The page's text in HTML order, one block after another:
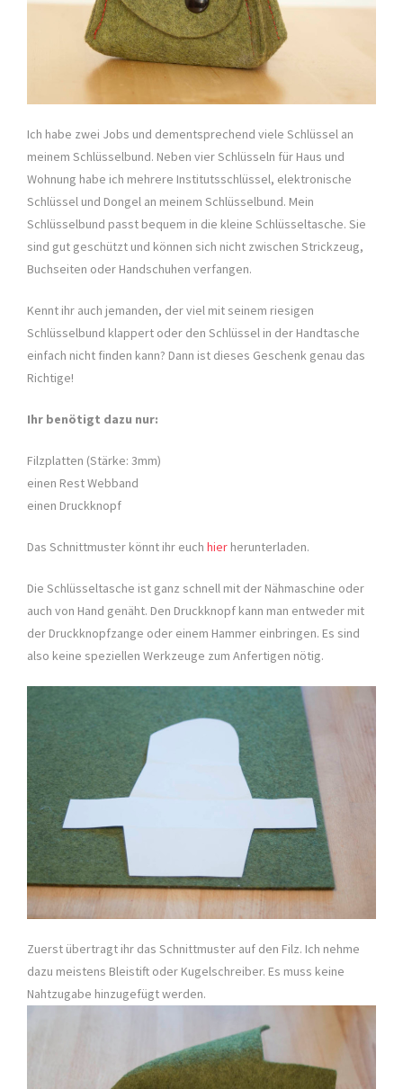
Ich habe zwei Jobs und dementsprechend viele Schlüssel an
meinem Schlüsselbund. Neben vier Schlüsseln für Haus und
Wohnung habe ich mehrere Institutsschlüssel, elektronische
Schlüssel und Dongel an meinem Schlüsselbund. Mein
Schlüsselbund passt bequem in die kleine Schlüsseltasche. Sie
sind gut geschützt und können sich nicht zwischen Strickzeug,
Buchseiten oder Handschuhen verfangen.
Kennt ihr auch jemanden, der viel mit seinem riesigen
Schlüsselbund klappert oder den Schlüssel in der Handtasche
einfach nicht finden kann? Dann ist dieses Geschenk genau das
Richtige!
Ihr benötigt dazu nur:
Filzplatten (Stärke: 3mm)
einen Rest Webband
einen Druckknopf
Das Schnittmuster könnt ihr euch hier herunterladen.
Die Schlüsseltasche ist ganz schnell mit der Nähmaschine oder
auch von Hand genäht. Den Druckknopf kann man entweder mit
der Druckknopfzange oder einem Hammer einbringen. Es sind
also keine speziellen Werkzeuge zum Anfertigen nötig.
Zuerst übertragt ihr das Schnittmuster auf den Filz. Ich nehme
dazu meistens Bleistift oder Kugelschreiber. Es muss keine
Nahtzugabe hinzugefügt werden.